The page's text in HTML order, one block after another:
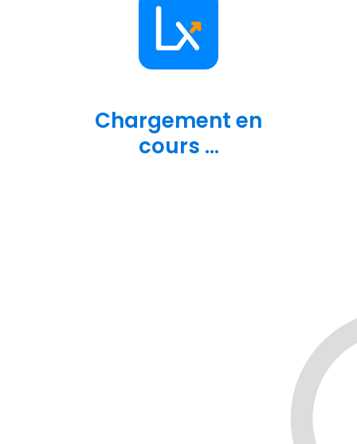
Chargement en
cours ...